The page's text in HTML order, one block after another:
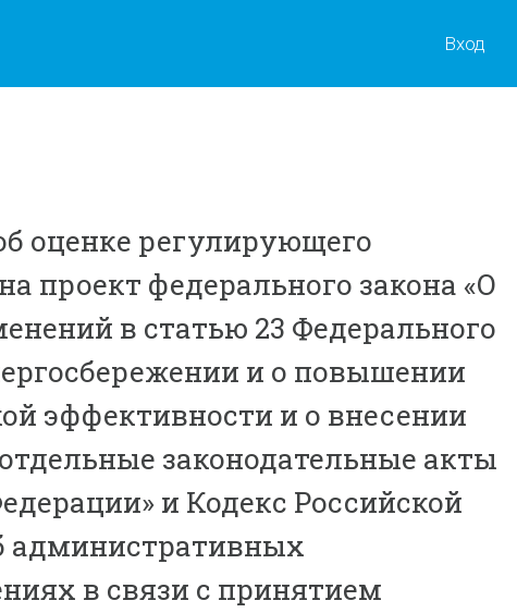
Вход
оценке регулирующего
проект федерального закона «О
в статью 23 Федерального
и о повышении
эффективности и о внесении
законодательные акты
и Кодекс Российской
административных
в связи с принятием